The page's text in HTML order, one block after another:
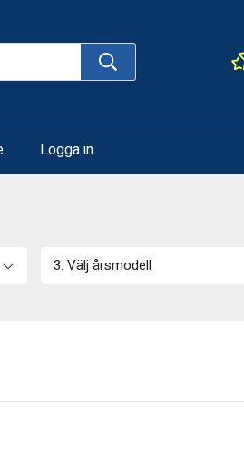
Logga in
3. Välj årsmodell